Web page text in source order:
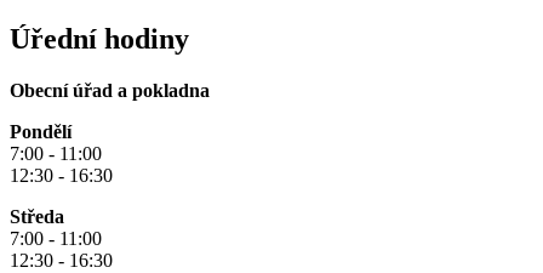
Úřední hodiny
Obecní úřad a pokladna
Pondělí
7:00 - 11:00
12:30 - 16:30
Středa
7:00 - 11:00
12:30 - 16:30